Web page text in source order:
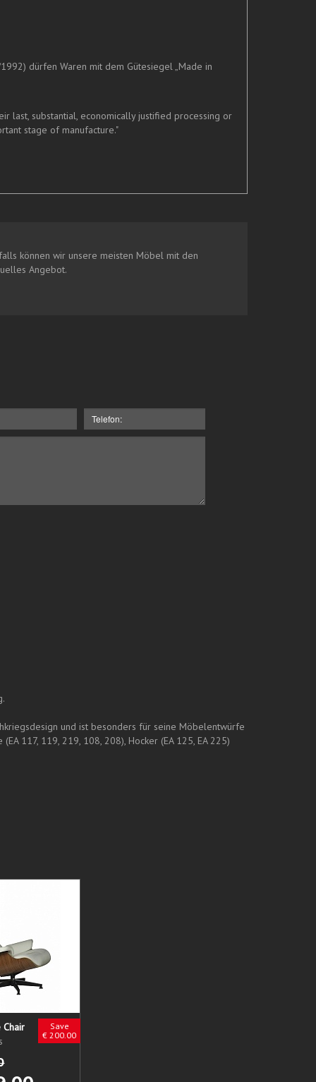
dürfen Waren mit dem Gütesiegel „Made in
last, substantial, economically justified processing or
stage of manufacture."
können wir unsere meisten Möbel mit den
Angebot.
und ist besonders für seine Möbelentwürfe
117, 119, 219, 108, 208), Hocker (EA 125, EA 225)
Save
€ 200.00
Chair